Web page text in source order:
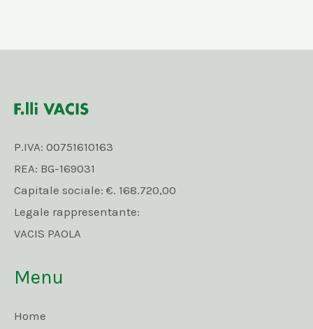
P.IVA: 00751610163
REA: BG-169031
Capitale sociale: €. 168.720,00
Legale rappresentante:
VACIS PAOLA
Menu
Home